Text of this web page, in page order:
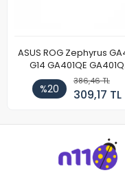
ASUS ROG Zephyrus
G14 GA401QE GA401Q
GA402 GA402R
HQ058T GA503QR
GA503QM GA503QE
Soketi
%20
386,46 TL
309,17 TL